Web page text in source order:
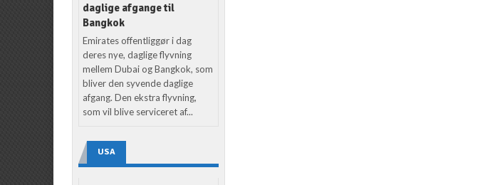
daglige afgange til
Bangkok
Emirates offentliggør i dag
deres nye, daglige flyvning
mellem Dubai og Bangkok, som
bliver den syvende daglige
afgang. Den ekstra flyvning,
som vil blive serviceret af...
USA